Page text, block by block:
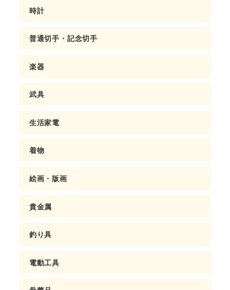
時計
普通切手・記念切手
楽器
武具
生活家電
着物
絵画・版画
貴金属
釣り具
電動工具